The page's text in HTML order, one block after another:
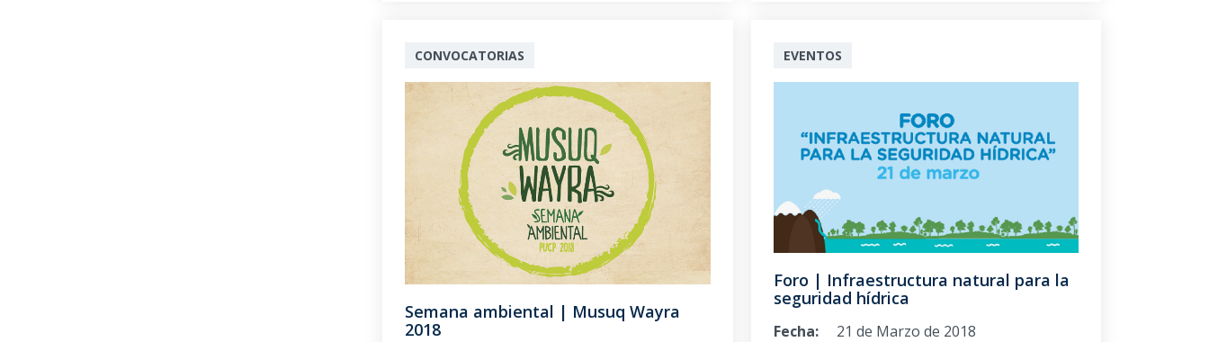
CONVOCATORIAS
Semana ambiental | Musuq Wayra
2018
EVENTOS
Foro | Infraestructura natural para la
seguridad hídrica
Fecha:
21 de Marzo de 2018